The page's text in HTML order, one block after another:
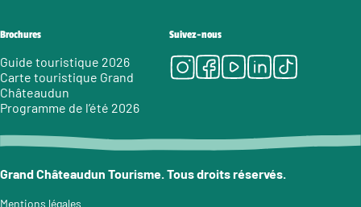
Brochures
Guide touristique 2026
Carte touristique Grand
Châteaudun
Programme de l’été 2026
Suivez-nous
Instagram
Facebook
Youtube
LinkedIn
Tiktok
Grand Châteaudun Tourisme. Tous droits réservés.
Mentions légales